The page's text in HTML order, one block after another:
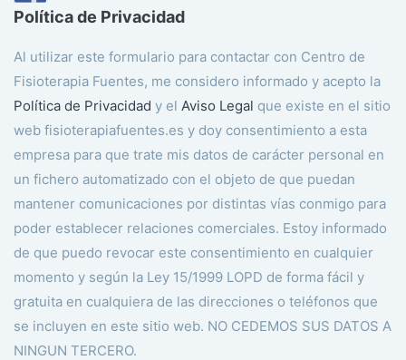
Política de Privacidad
Al utilizar este formulario para contactar con Centro de
Fisioterapia Fuentes, me considero informado y acepto la
Política de Privacidad y el Aviso Legal que existe en el sitio
web fisioterapiafuentes.es y doy consentimiento a esta
empresa para que trate mis datos de carácter personal en
un fichero automatizado con el objeto de que puedan
mantener comunicaciones por distintas vías conmigo para
poder establecer relaciones comerciales. Estoy informado
de que puedo revocar este consentimiento en cualquier
momento y según la Ley 15/1999 LOPD de forma fácil y
gratuita en cualquiera de las direcciones o teléfonos que
se incluyen en este sitio web. NO CEDEMOS SUS DATOS A
NINGUN TERCERO.